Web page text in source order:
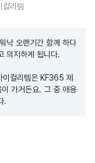
컬리템
낙 오랜기간 함께 하다
의지하게 됩니다.
이컬리템은 KF365 제
가거든요. 그 중 애용
.